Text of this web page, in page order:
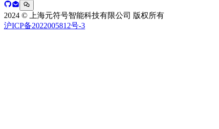
2024 © 上海元符号智能科技有限公司 版权所有
沪ICP备2022005812号-3